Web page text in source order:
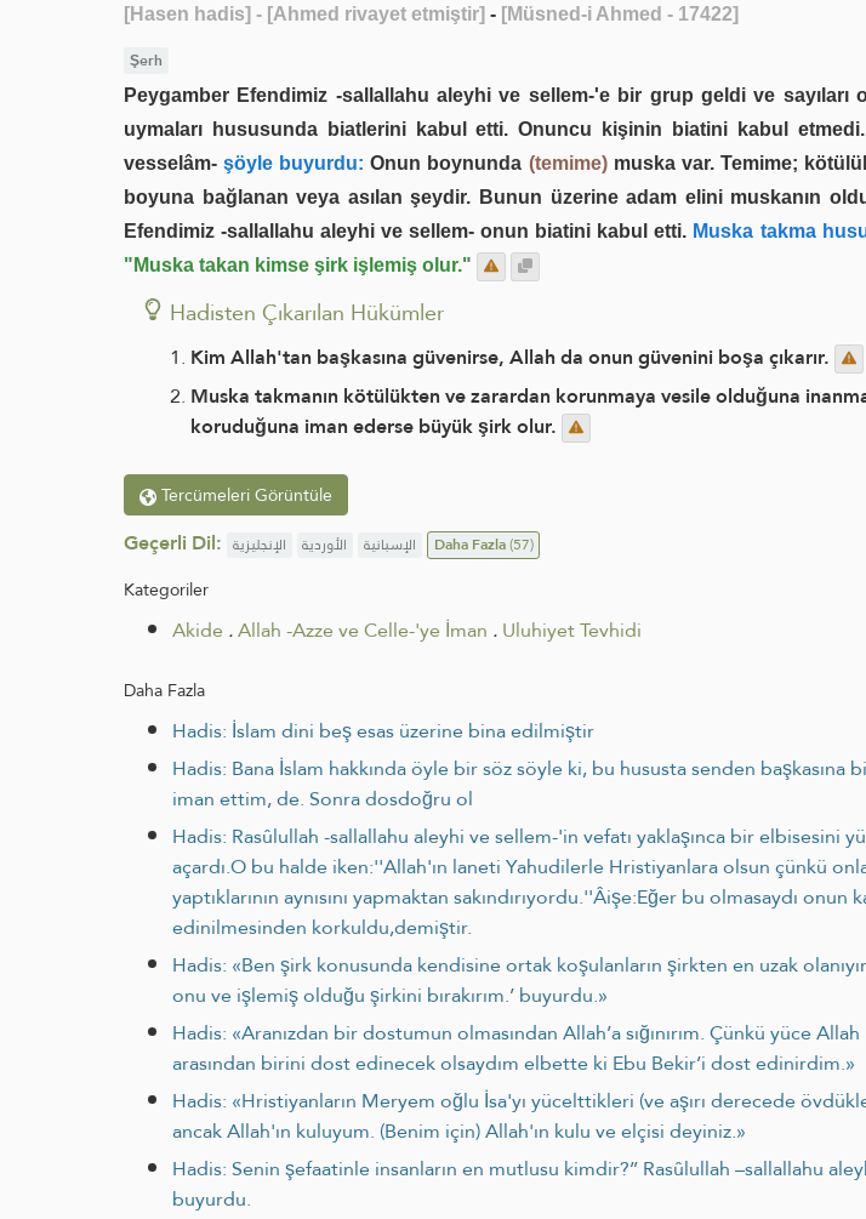
[Hasen hadis] - [Ahmed rivayet etmiştir] - [Müsned-i Ahmed - 17422]
Şerh
Peygamber Efendimiz -sallallahu aleyhi ve sellem-'e bir grup geldi ve
uymaları hususunda biatlerini kabul etti. Onuncu kişinin biatini kabul
vesselâm- şöyle buyurdu: Onun boynunda (temime)muska var. Temime;
boyuna bağlanan veya asılan şeydir. Bunun üzerine adam elini muskanın
Efendimiz -sallallahu aleyhi ve sellem- onun biatini kabul etti. Muska takma
"Muska takan kimse şirk işlemiş olur."
Hadisten Çıkarılan Hükümler
Kim Allah'tan başkasına güvenirse, Allah da onun güvenini boşa çıkarır.
Muska takmanın kötülükten ve zarardan korunmaya vesile olduğuna
koruduğuna iman ederse büyük şirk olur.
Tercümeleri Görüntüle
Geçerli Dil: الإنجليزية الأوردية الإسبانية Daha Fazla(57)
Kategoriler
Akide .Allah -Azze ve Celle-'ye İman .Uluhiyet Tevhidi
Daha Fazla
Hadis: İslam dini beş esas üzerine bina edilmiştir
Hadis: Bana İslam hakkında öyle bir söz söyle ki, bu hususta senden
iman ettim, de. Sonra dosdoğru ol
Hadis: Rasûlullah -sallallahu aleyhi ve sellem-'in vefatı yaklaşınca bir elbisesini
açardı.O bu halde iken:''Allah'ın laneti Yahudilerle Hristiyanlara olsun çünkü
yaptıklarının aynısını yapmaktan sakındırıyordu.''Âişe:Eğer bu olmasaydı
edinilmesinden korkuldu,demiştir.
Hadis: «Ben şirk konusunda kendisine ortak koşulanların şirkten en uzak
onu ve işlemiş olduğu şirkini bırakırım.’ buyurdu.»
Hadis: «Aranızdan bir dostumun olmasından Allah’a sığınırım. Çünkü yüce
arasından birini dost edinecek olsaydım elbette ki Ebu Bekir’i dost edinirdim.»
Hadis: «Hristiyanların Meryem oğlu İsa'yı yücelttikleri (ve aşırı derecede
ancak Allah'ın kuluyum. (Benim için) Allah'ın kulu ve elçisi deyiniz.»
Hadis: Senin şefaatinle insanların en mutlusu kimdir?’’ Rasûlullah –sallallahu
buyurdu.